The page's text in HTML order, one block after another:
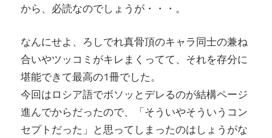
から、必読なのでしょうが・・・。
なんにせよ、ろしでれ真骨頂のキャラ同士の兼ね
合いやツッコミがキレまくってて、それを存分に
堪能できて最高の1冊でした。
今回はロシア語でボソッとデレるのが結構ページ
進んでからだったので、「そういやそういうコン
セプトだった」と思ってしまったのはしょうがな